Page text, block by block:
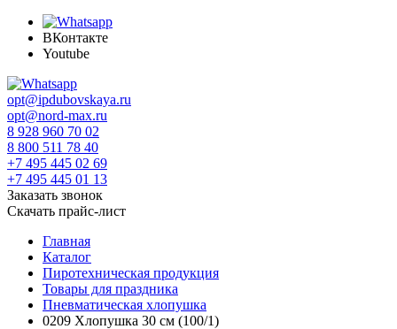
ВКонтакте
Youtube
opt@ipdubovskaya.ru
opt@nord-max.ru
8 928 960 70 02
8 800 511 78 40
+7 495 445 02 69
+7 495 445 01 13
Заказать звонок
Скачать прайс-лист
Главная
Каталог
Пиротехническая продукция
Товары для праздника
Пневматическая хлопушка
0209 Хлопушка 30 см (100/1)